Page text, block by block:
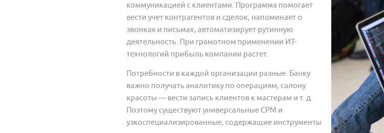
коммуникацией с клиентами. Программа помогает
вести учет контрагентов и сделок, напоминает о
звонках и письмах, автоматизирует рутинную
деятельность. При грамотном применении ИТ-
технологий прибыль компании растет.
Потребности в каждой организации разные. Банку
важно получать аналитику по операциям, салону
красоты — вести запись клиентов к мастерам и т. д.
Поэтому существуют универсальные СРМ и
узкоспециализированные, содержащие инструменты